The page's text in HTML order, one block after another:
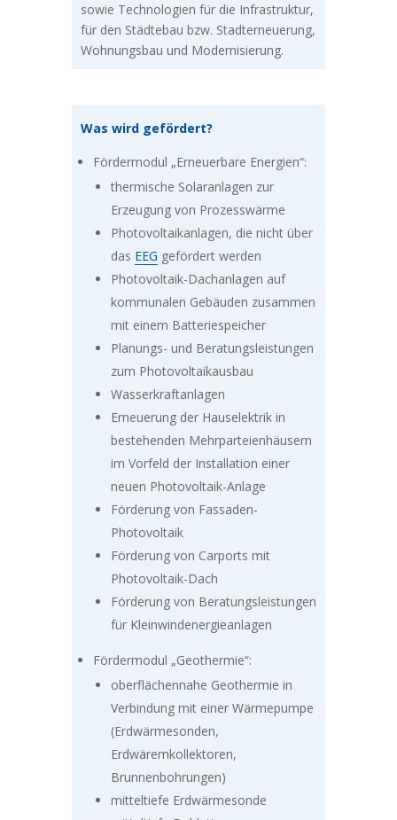
sowie Technologien für die Infrastruktur,
für den Städtebau bzw. Stadterneuerung,
Wohnungsbau und Modernisierung.
Was wird gefördert?
Fördermodul „Erneuerbare Energien“:
thermische Solaranlagen zur
Erzeugung von Prozesswärme
Photovoltaikanlagen, die nicht über
das EEG gefördert werden
Photovoltaik-Dachanlagen auf
kommunalen Gebäuden zusammen
mit einem Batteriespeicher
Planungs- und Beratungsleistungen
zum Photovoltaikausbau
Wasserkraftanlagen
Erneuerung der Hauselektrik in
bestehenden Mehrparteienhäusern
im Vorfeld der Installation einer
neuen Photovoltaik-Anlage
Förderung von Fassaden-
Photovoltaik
Förderung von Carports mit
Photovoltaik-Dach
Förderung von Beratungsleistungen
für Kleinwindenergieanlagen
Fördermodul „Geothermie“:
oberflächennahe Geothermie in
Verbindung mit einer Wärmepumpe
(Erdwärmesonden,
Erdwäremkollektoren,
Brunnenbohrungen)
mitteltiefe Erdwärmesonde